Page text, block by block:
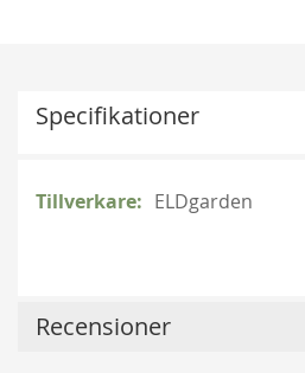
Specifikationer
information ELDgarden
Recensioner